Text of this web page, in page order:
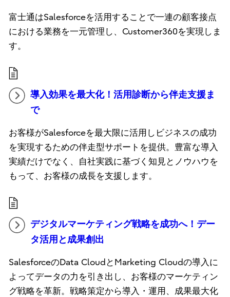
富士通はSalesforceを活用することで一連の顧客接点
における業務を一元管理し、Customer360を実現しま
す。
導入効果を最大化！活用診断から伴走支援ま
で
お客様がSalesforceを最大限に活用しビジネスの成功
を実現するための伴走型サポートを提供。豊富な導入
実績だけでなく、自社実践に基づく知見とノウハウを
もって、お客様の成長を支援します。
デジタルマーケティング戦略を成功へ！デー
タ活用と成果創出
SalesforceのData CloudとMarketing Cloudの導入に
よってデータの力を引き出し、お客様のマーケティン
グ戦略を革新。戦略策定から導入・運用、成果最大化